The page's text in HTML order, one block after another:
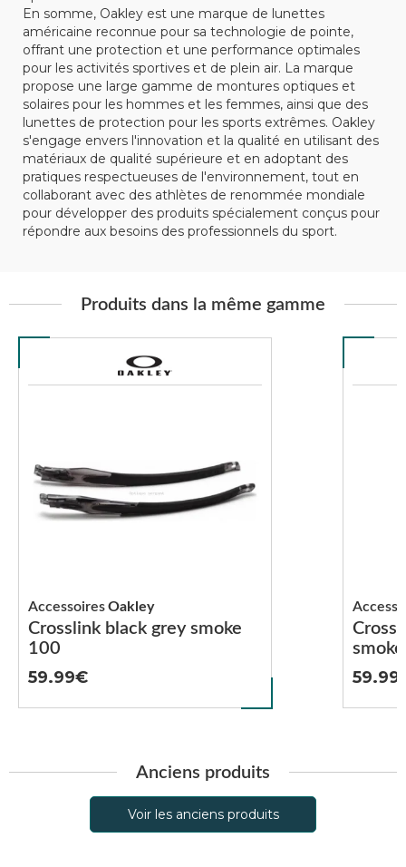
En somme, Oakley est une marque de lunettes
américaine reconnue pour sa technologie de pointe,
offrant une protection et une performance optimales
pour les activités sportives et de plein air. La marque
propose une large gamme de montures optiques et
solaires pour les hommes et les femmes, ainsi que des
lunettes de protection pour les sports extrêmes. Oakley
s'engage envers l'innovation et la qualité en utilisant des
matériaux de qualité supérieure et en adoptant des
pratiques respectueuses de l'environnement, tout en
collaborant avec des athlètes de renommée mondiale
pour développer des produits spécialement conçus pour
répondre aux besoins des professionnels du sport.
Produits dans la même gamme
Crosslink black grey smoke
100
AccessoiresOakley
59.99 59.99
Anciens produits
Voir les anciens produits